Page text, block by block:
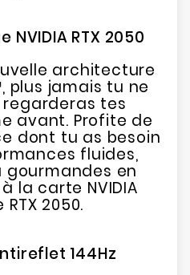
RTX 2050
architecture
plus jamais tu ne
tes
avant. Profite de
dont tu as besoin
fluides,
gourmandes en
la carte NVIDIA
RTX 2050.
144Hz